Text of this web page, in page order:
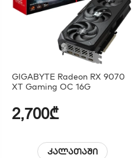
GIGABYTE Radeon RX 9070
XT Gaming OC 16G
2,700₾
კალათაში